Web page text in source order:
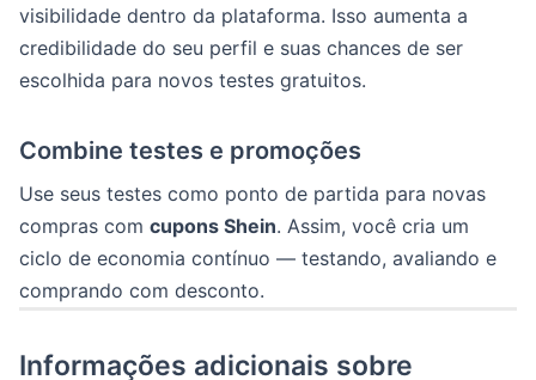
visibilidade dentro da plataforma. Isso aumenta a
credibilidade do seu perfil e suas chances de ser
escolhida para novos testes gratuitos.
Combine testes e promoções
Use seus testes como ponto de partida para novas
compras com cupons Shein. Assim, você cria um
ciclo de economia contínuo — testando, avaliando e
comprando com desconto.
Informações adicionais sobre